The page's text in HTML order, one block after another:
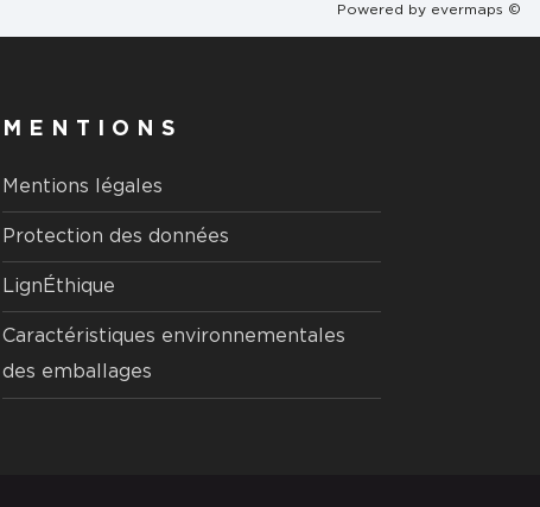
Powered by evermaps ©
MENTIONS
Mentions légales
Protection des données
LignÉthique
Caractéristiques environnementales
des emballages